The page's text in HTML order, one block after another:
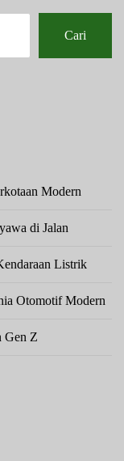
Cari
Modern
di Jalan
Listrik
Otomotif Modern
Gen Z